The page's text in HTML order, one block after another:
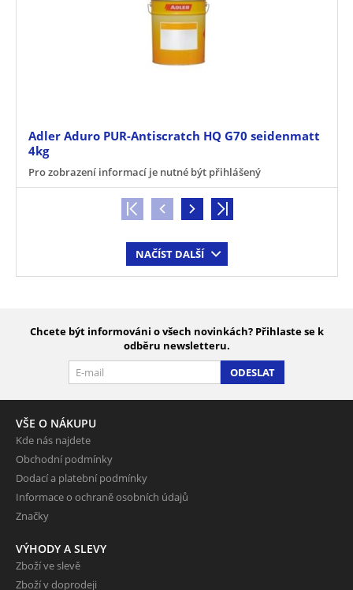
Adler Aduro PUR-Antiscratch HQ G70 seidenmatt
4kg
Pro zobrazení informací je nutné být přihlášený
NAČÍST DALŠÍ
Chcete být informováni o všech novinkách? Přihlaste se k
odběru newsletteru.
ODESLAT
VŠE O NÁKUPU
Kde nás najdete
Obchodní podmínky
Dodací a platební podmínky
Informace o ochraně osobních údajů
Značky
VÝHODY A SLEVY
Zboží ve slevě
Zboží v doprodeji